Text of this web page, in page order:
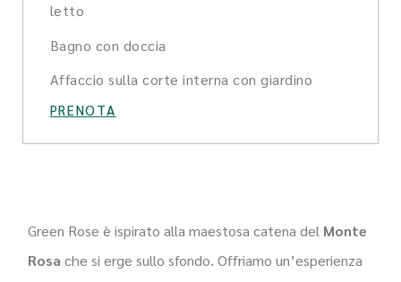
letto
Bagno con doccia
Affaccio sulla corte interna con giardino
PRENOTA
Green Rose è ispirato alla maestosa catena del Monte
Rosa che si erge sullo sfondo. Offriamo un’esperienza